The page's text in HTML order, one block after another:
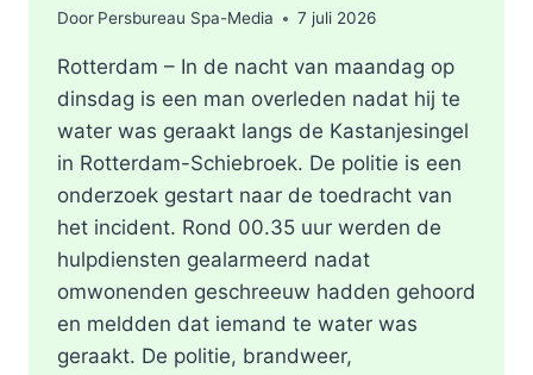
Door Persbureau Spa-Media 7 juli 2026
Rotterdam – In de nacht van maandag op
dinsdag is een man overleden nadat hij te
water was geraakt langs de Kastanjesingel
in Rotterdam-Schiebroek. De politie is een
onderzoek gestart naar de toedracht van
het incident. Rond 00.35 uur werden de
hulpdiensten gealarmeerd nadat
omwonenden geschreeuw hadden gehoord
en meldden dat iemand te water was
geraakt. De politie, brandweer,